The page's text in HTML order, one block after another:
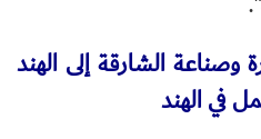
وصناعة الشارقة إلى الهند